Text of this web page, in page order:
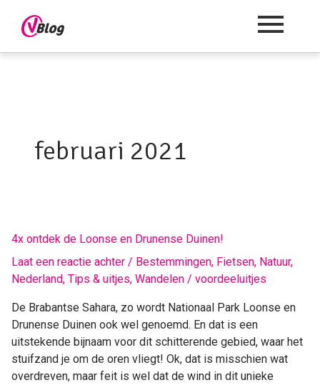
februari 2021
4x ontdek de Loonse en Drunense Duinen!
Laat een reactie achter / Bestemmingen, Fietsen, Natuur,
Nederland, Tips & uitjes, Wandelen / voordeeluitjes
De Brabantse Sahara, zo wordt Nationaal Park Loonse en
Drunense Duinen ook wel genoemd. En dat is een
uitstekende bijnaam voor dit schitterende gebied, waar het
stuifzand je om de oren vliegt! Ok, dat is misschien wat
overdreven, maar feit is wel dat de wind in dit unieke
4x
de
Loonse
en
Drunense
Duinen!